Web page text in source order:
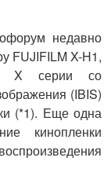
недавно
FUJIFILM X-H1,
X серии
со
(IBIS)
(*1). Еще одна
кинопленки